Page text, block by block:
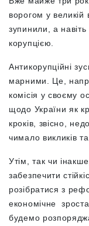
ворогом у великій
зупинили, а
корупцією.
Антикорупційні
марними. Це,
комісія у своєму
щодо України як
кроків, звісно,
чимало викликів
Утім, так чи
забезпечити
розібратися з
економічне
будемо